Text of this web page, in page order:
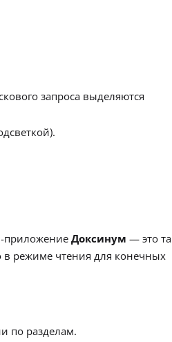
запроса выделяются
приложениеДоксинум — это та
в режиме чтения для конечных
по разделам.